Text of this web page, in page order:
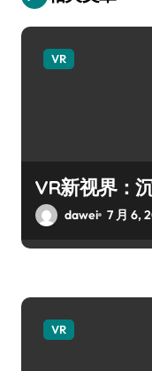
VR
VR新视界：
dawei 7 月 6,
VR